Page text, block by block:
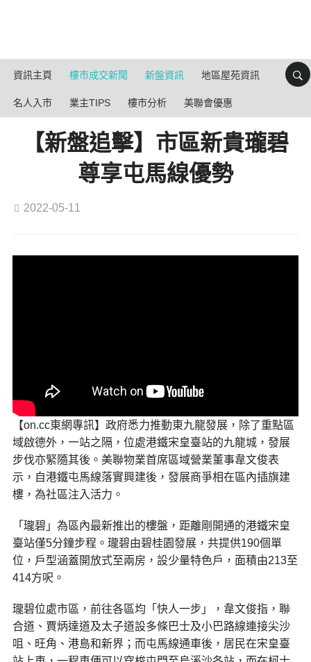
資訊主頁 樓市成交新聞 新盤資訊 地區屋苑資訊
名人入市 業主TIPS 樓市分析 美聯會優惠
【新盤追擊】市區新貴瓏碧
尊享屯馬線優勢
2022-05-11
【on.cc東網專訊】政府悉力推動東九龍發展，除了重點區
域啟德外，一站之隔，位處港鐵宋皇臺站的九龍城，發展
步伐亦緊隨其後。美聯物業首席區域營業董事韋文俊表
示，自港鐵屯馬線落實興建後，發展商爭相在區內插旗建
樓，為社區注入活力。
「瓏碧」為區內最新推出的樓盤，距離剛開通的港鐵宋皇
臺站僅5分鐘步程。瓏碧由碧桂園發展，共提供190個單
位，戶型涵蓋開放式至兩房，設少量特色戶，面積由213至
414方呎。
瓏碧位處市區，前往各區均「快人一步」，韋文俊指，聯
合道、賈炳達道及太子道設多條巴士及小巴路線連接尖沙
咀、旺角、港島和新界；而屯馬線通車後，居民在宋皇臺